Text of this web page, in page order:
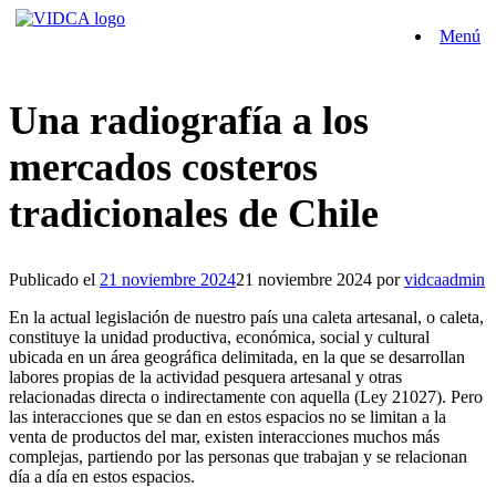
Saltar
Menú
Una radiografía a los
mercados costeros
tradicionales de Chile
Publicado el 21 noviembre 202421 noviembre 2024 porvidcaadmin
En la actual legislación de nuestro país una caleta artesanal, o caleta,
constituye la unidad productiva, económica, social y cultural
ubicada en un área geográfica delimitada, en la que se desarrollan
labores propias de la actividad pesquera artesanal y otras
relacionadas directa o indirectamente con aquella (Ley 21027). Pero
las interacciones que se dan en estos espacios no se limitan a la
venta de productos del mar, existen interacciones muchos más
complejas, partiendo por las personas que trabajan y se relacionan
día a día en estos espacios.